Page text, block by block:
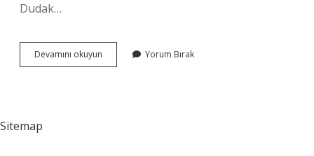
Dudak…
Devamını okuyun
Plumper
Yorum Bırak
Sitemap